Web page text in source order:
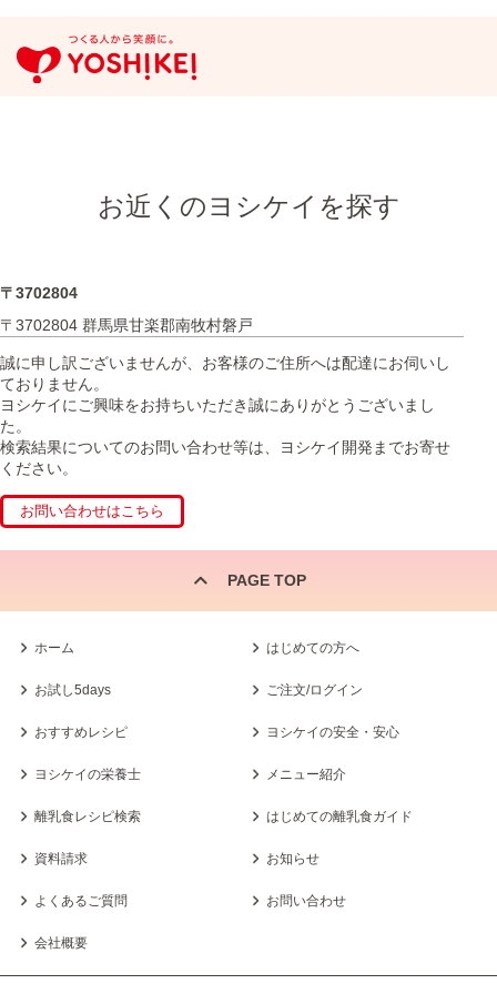
お近くのヨシケイを探す
〒3702804
〒3702804 群馬県甘楽郡南牧村磐戸
誠に申し訳ございませんが、お客様のご住所へは配達にお伺いし
ておりません。
ヨシケイにご興味をお持ちいただき誠にありがとうございまし
た。
検索結果についてのお問い合わせ等は、ヨシケイ開発までお寄せ
ください。
PAGE TOP
ホーム はじめての方へ
お試し5days ご注文/ログイン
おすすめレシピ ヨシケイの安全・安心
ヨシケイの栄養士 メニュー紹介
離乳食レシピ検索 はじめての離乳食ガイド
資料請求 お知らせ
よくあるご質問 お問い合わせ
会社概要